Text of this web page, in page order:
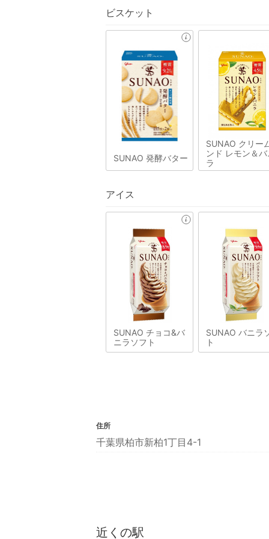
ビスケット
SUNAO 発酵バター
SUNAO クリー
ンド レモン＆バ
ラ
アイス
SUNAO チョコ&バ
ニラソフト
SUNAO バニラ
ト
住所
千葉県柏市新柏1丁目4-1
近くの駅